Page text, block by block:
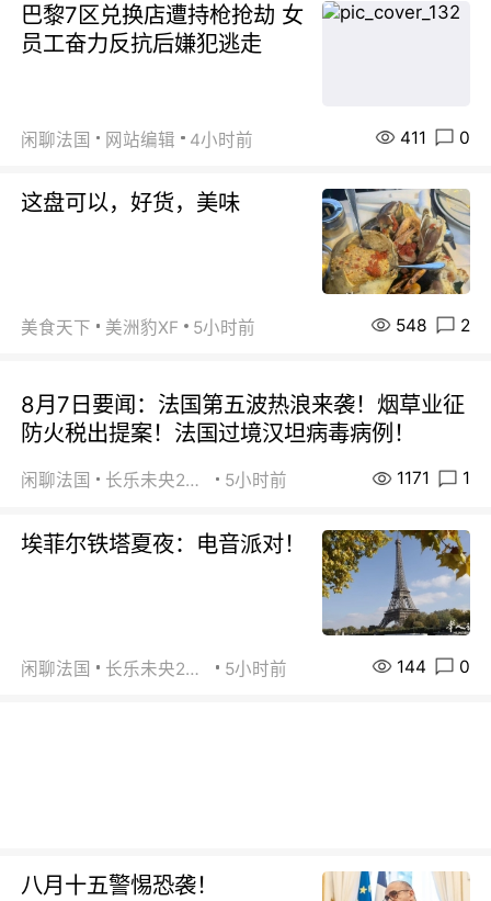
巴黎7区兑换店遭持枪抢劫 女
员工奋力反抗后嫌犯逃走
闲聊法国 网站编辑 4小时前 411 0
这盘可以，好货，美味
美食天下 美洲豹XF 5小时前 548 2
8月7日要闻：法国第五波热浪来袭！烟草业征
防火税出提案！法国过境汉坦病毒病例！
闲聊法国 长乐未央2015 5小时前 1171 1
埃菲尔铁塔夏夜：电音派对！
闲聊法国 长乐未央2015 5小时前 144 0
八月十五警惕恐袭！